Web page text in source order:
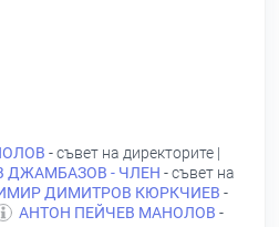
- съвет на директорите |
- ЧЛЕН - съвет на
ДИМИТРОВ КЮРКЧИЕВ -
АНТОН ПЕЙЧЕВ МАНОЛОВ -